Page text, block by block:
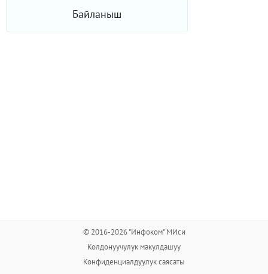
Байланыш
© 2016-2026 "Инфоком" МИси
Колдонуучулук макулдашуу
Конфиденциалдуулук саясаты